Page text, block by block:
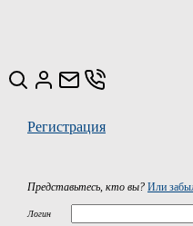
Регистрация
Представьтесь, кто вы? Или
Логин